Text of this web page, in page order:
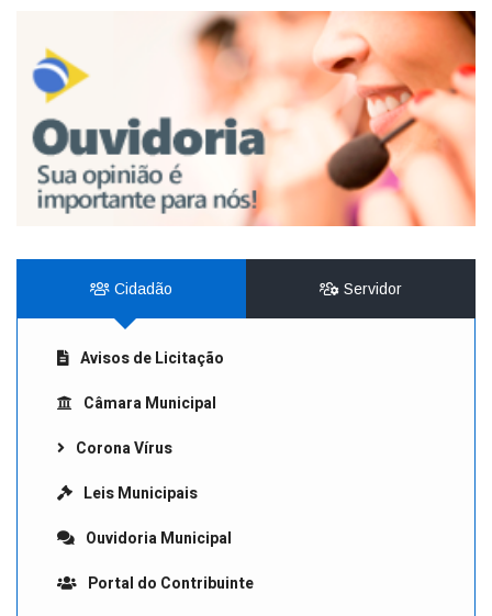
Cidadão Servidor
Avisos de Licitação
Câmara Municipal
Corona Vírus
Leis Municipais
Ouvidoria Municipal
Portal do Contribuinte